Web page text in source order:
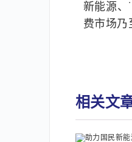
新能源、
费市场乃
相关文